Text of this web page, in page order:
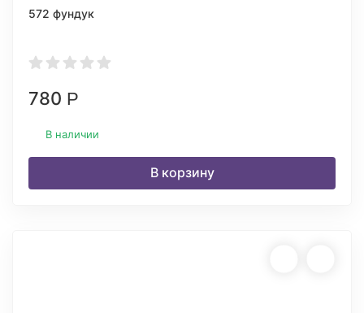
572 фундук
780 Р
В наличии
В корзину